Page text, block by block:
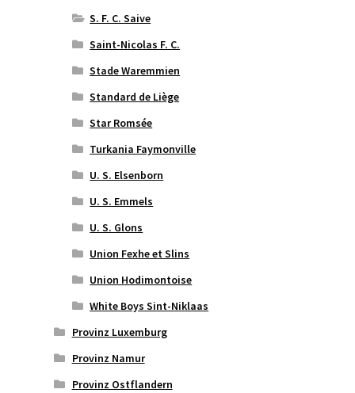
S. F. C. Saive
Saint-Nicolas F. C.
Stade Waremmien
Standard de Liège
Star Romsée
Turkania Faymonville
U. S. Elsenborn
U. S. Emmels
U. S. Glons
Union Fexhe et Slins
Union Hodimontoise
White Boys Sint-Niklaas
Provinz Luxemburg
Provinz Namur
Provinz Ostflandern